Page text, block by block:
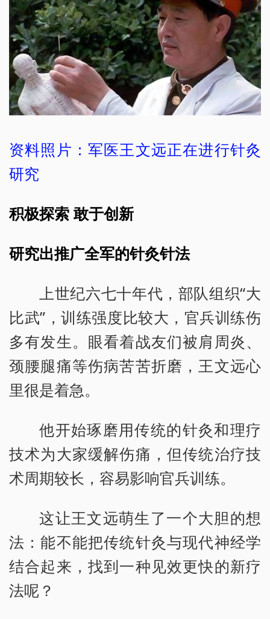
资料照片：军医王文远正在进行针灸
研究
积极探索 敢于创新
研究出推广全军的针灸针法
上世纪六七十年代，部队组织“大
比武”，训练强度比较大，官兵训练伤
多有发生。眼看着战友们被肩周炎、
颈腰腿痛等伤病苦苦折磨，王文远心
里很是着急。
他开始琢磨用传统的针灸和理疗
技术为大家缓解伤痛，但传统治疗技
术周期较长，容易影响官兵训练。
这让王文远萌生了一个大胆的想
法：能不能把传统针灸与现代神经学
结合起来，找到一种见效更快的新疗
法呢？